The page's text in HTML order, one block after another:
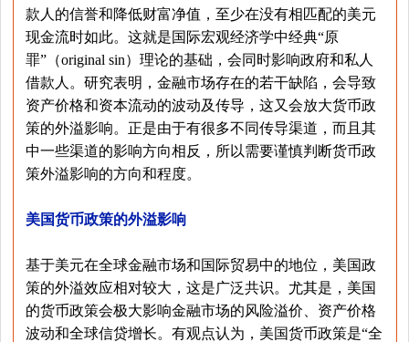
款人的信誉和降低财富净值，至少在没有相匹配的美元
现金流时如此。这就是国际宏观经济学中经典“原
罪”（original sin）理论的基础，会同时影响政府和私人
借款人。研究表明，金融市场存在的若干缺陷，会导致
资产价格和资本流动的波动及传导，这又会放大货币政
策的外溢影响。正是由于有很多不同传导渠道，而且其
中一些渠道的影响方向相反，所以需要谨慎判断货币政
策外溢影响的方向和程度。
美国货币政策的外溢影响
基于美元在全球金融市场和国际贸易中的地位，美国政
策的外溢效应相对较大，这是广泛共识。尤其是，美国
的货币政策会极大影响金融市场的风险溢价、资产价格
波动和全球信贷增长。有观点认为，美国货币政策是“全